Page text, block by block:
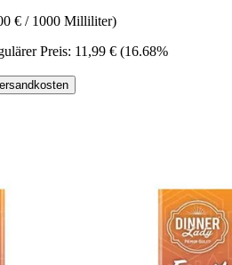
€ / 1000 Milliliter)
Preis: 11,99 € (16.68%